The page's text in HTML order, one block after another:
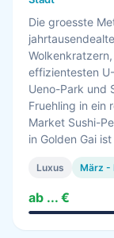
Die groesste
effizientesten
Ueno-Park und
Fruehling in ein
Market Sushi-
in Golden Gai
Luxus März -
ab ... €